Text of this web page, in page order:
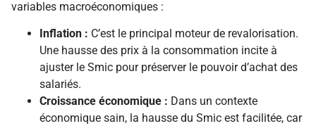
variables macroéconomiques :
Inflation : C’est le principal moteur de revalorisation.
Une hausse des prix à la consommation incite à
ajuster le Smic pour préserver le pouvoir d’achat des
salariés.
Croissance économique : Dans un contexte
économique sain, la hausse du Smic est facilitée, car